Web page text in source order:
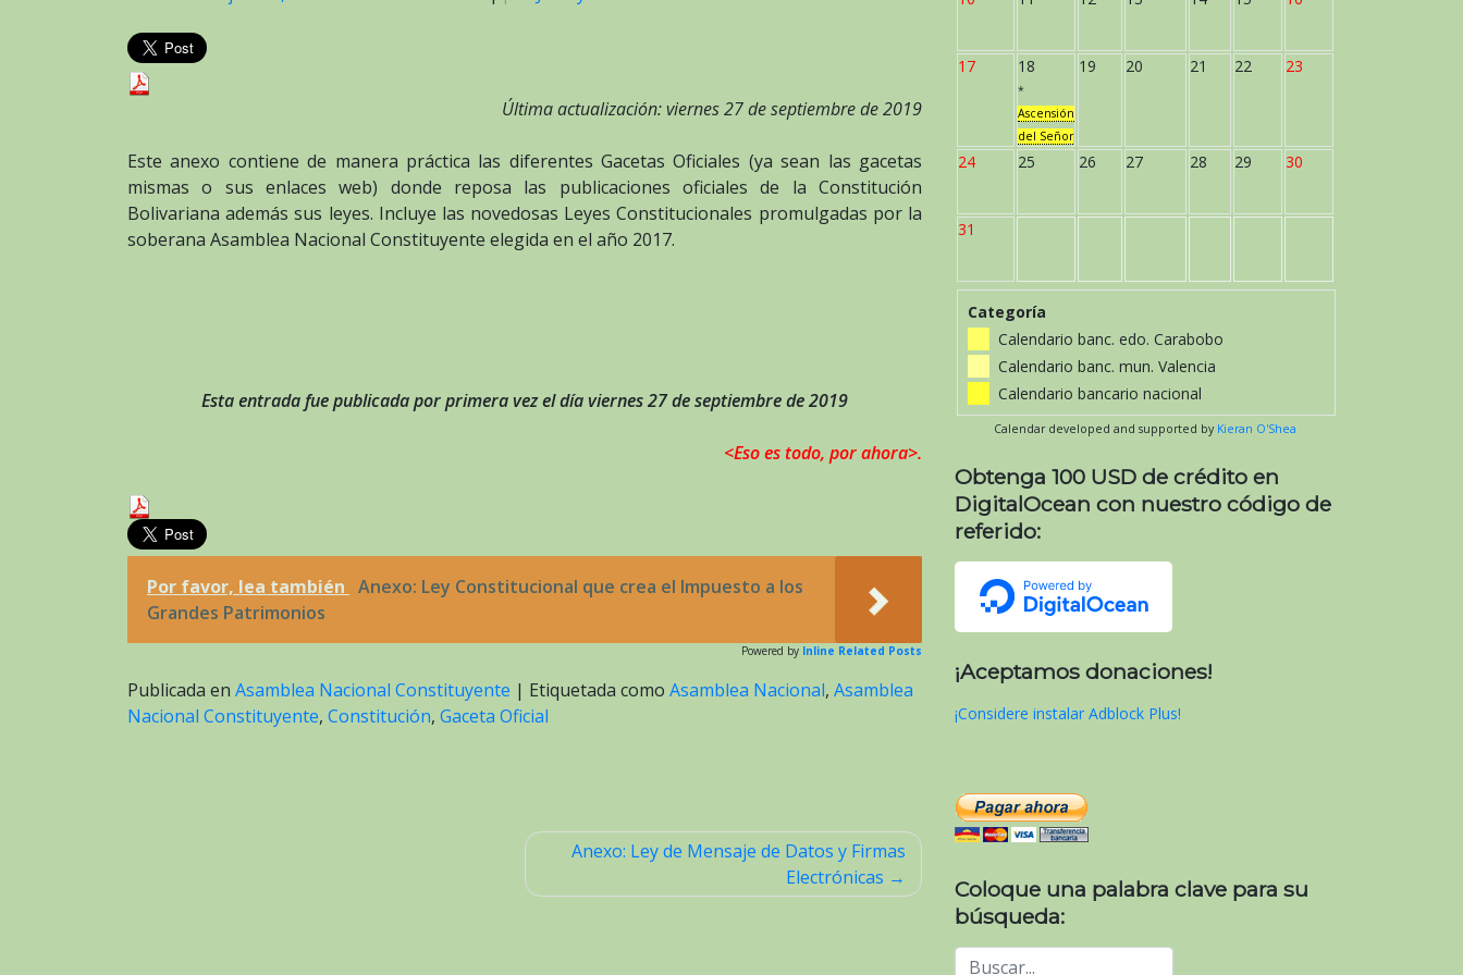
Última actualización: viernes 27 de septiembre de 2019
Este anexo contiene de manera práctica las diferentes Gacetas Oficiales (ya sean las gacetas
mismas o sus enlaces web) donde reposa las publicaciones oficiales de la Constitución
Bolivariana además sus leyes. Incluye las novedosas Leyes Constitucionales promulgadas por la
soberana Asamblea Nacional Constituyente elegida en el año 2017.
Esta entrada fue publicada por primera vez el día viernes 27 de septiembre de 2019
<Eso es todo, por ahora>.
Por favor, lea también Anexo: Ley Constitucional que crea el Impuesto a los
Grandes Patrimonios
Powered by Inline Related Posts
Publicada en Asamblea Nacional Constituyente | Etiquetada como Asamblea Nacional, Asamblea
Nacional Constituyente, Constitución, Gaceta Oficial
Anexo: Ley de Mensaje de Datos y Firmas
Electrónicas
17 18
*
Ascensión
del Señor
19 20 21 22 23
24 25 26 27 28 29 30
31
Categoría
Calendario banc. edo. Carabobo
Calendario banc. mun. Valencia
Calendario bancario nacional
Calendar developed and supported by Kieran O'Shea
Obtenga 100 USD de crédito en
DigitalOcean con nuestro código de
referido:
¡Aceptamos donaciones!
¡Considere instalar Adblock Plus!
Coloque una palabra clave para su
búsqueda: